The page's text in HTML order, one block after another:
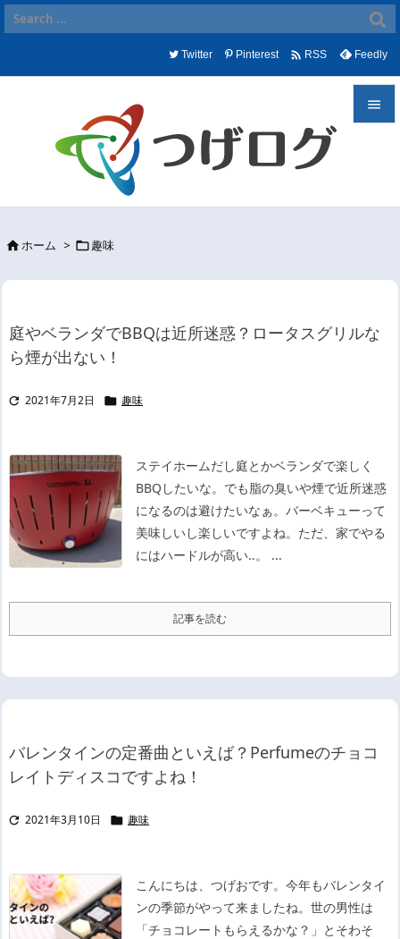

サイド


Twitter Pinterest  RSS Feedly
ホーム > 趣味
庭やベランダでBBQは近所迷惑？ロータスグリルな
ら煙が出ない！
 2021年7月2日  趣味
ステイホームだし庭とかベランダで楽しく
BBQしたいな。 でも脂の臭いや煙で近所迷惑
になるのは避けたいなぁ。バーベキューって
美味しいし楽しいですよね。 ただ、家でやる
にはハードルが高い‥。
...
記事を読む
バレンタインの定番曲といえば？Perfumeのチョコ
レイトディスコですよね！
 2021年3月10日  趣味
こんにちは、つげおです。今年もバレンタイ
ンの季節がやって来ましたね。世の男性は
「チョコレートもらえるかな？」とそわそ